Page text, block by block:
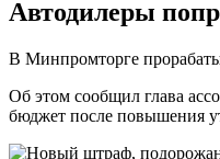
Автодилеры
В Минпромторге
Об этом сообщил глава
бюджет после повышения